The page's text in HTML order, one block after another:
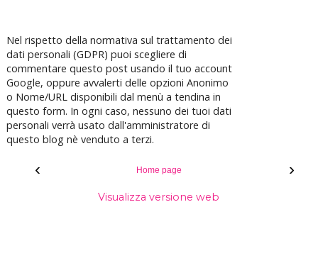
Nel rispetto della normativa sul trattamento dei
dati personali (GDPR) puoi scegliere di
commentare questo post usando il tuo account
Google, oppure avvalerti delle opzioni Anonimo
o Nome/URL disponibili dal menù a tendina in
questo form. In ogni caso, nessuno dei tuoi dati
personali verrà usato dall'amministratore di
questo blog nè venduto a terzi.
‹ ›
Home page
Visualizza versione web